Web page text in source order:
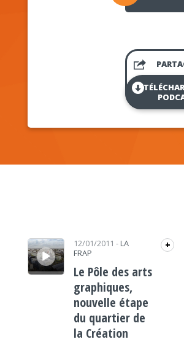
Lecteur audio 12/01/2011 - LA
FRAP
+
Le Pôle des arts
graphiques,
nouvelle étape
du quartier de
la Création